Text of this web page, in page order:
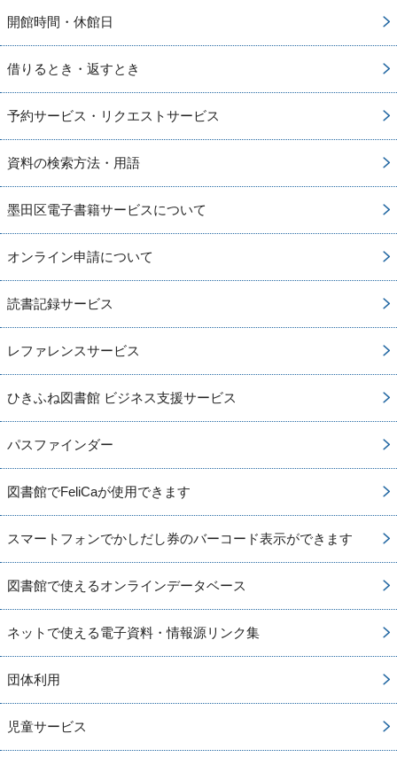
開館時間・休館日
借りるとき・返すとき
予約サービス・リクエストサービス
資料の検索方法・用語
墨田区電子書籍サービスについて
オンライン申請について
読書記録サービス
レファレンスサービス
ひきふね図書館 ビジネス支援サービス
パスファインダー
図書館でFeliCaが使用できます
スマートフォンでかしだし券のバーコード表示ができます
図書館で使えるオンラインデータベース
ネットで使える電子資料・情報源リンク集
団体利用
児童サービス